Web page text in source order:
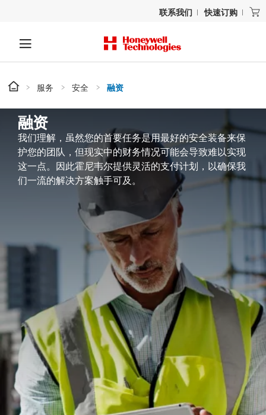
联系我们 快速订购
服务 安全 融资
融资
我们理解，虽然您的首要任务是用最好的安全装备来保
护您的团队，但现实中的财务情况可能会导致难以实现
这一点。因此霍尼韦尔提供灵活的支付计划，以确保我
们一流的解决方案触手可及。